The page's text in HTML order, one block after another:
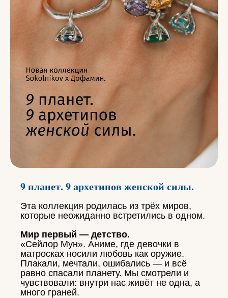
9 планет. 9 архетипов женской силы.
Эта коллекция родилась из трёх миров,
которые неожиданно встретились в одном.
Мир первый — детство.
«Сейлор Мун». Аниме, где девочки в
матросках носили любовь как оружие.
Плакали, мечтали, ошибались — и всё
равно спасали планету. Мы смотрели и
чувствовали: внутри нас живёт не одна, а
много граней.